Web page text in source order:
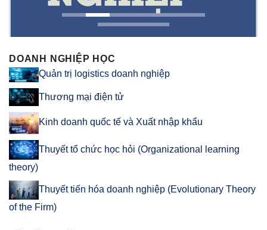
DOANH NGHIỆP HỌC
Quản trị logistics doanh nghiệp
Thương mại điện tử
Kinh doanh quốc tế và Xuất nhập khẩu
Thuyết tổ chức học hỏi (Organizational learning
theory)
Thuyết tiến hóa doanh nghiệp (Evolutionary Theory
of the Firm)